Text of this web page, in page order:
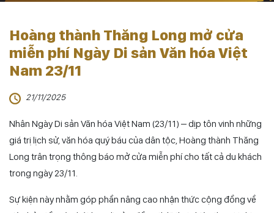
Hoàng thành Thăng Long mở cửa
miễn phí Ngày Di sản Văn hóa Việt
Nam 23/11
21/11/2025
Nhân Ngày Di sản Văn hóa Việt Nam (23/11) – dịp tôn vinh những
giá trị lịch sử, văn hóa quý báu của dân tộc, Hoàng thành Thăng
Long trân trọng thông báo mở cửa miễn phí cho tất cả du khách
trong ngày 23/11.
Sự kiện này nhằm góp phần nâng cao nhận thức cộng đồng về